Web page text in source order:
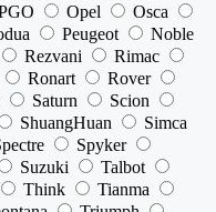
Opel
Osca
Peugeot
Noble
Rezvani
Rimac
Ronart
Rover
Saturn
Scion
ShuangHuan
Simca
Spyker
Suzuki
Talbot
Think
Tianma